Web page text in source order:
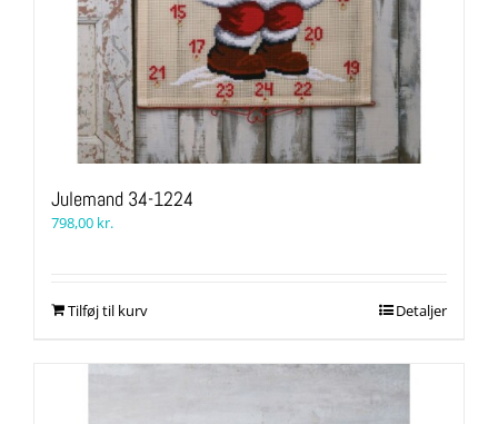
Julemand 34-1224
798,00 kr.
Tilføj til kurv Detaljer